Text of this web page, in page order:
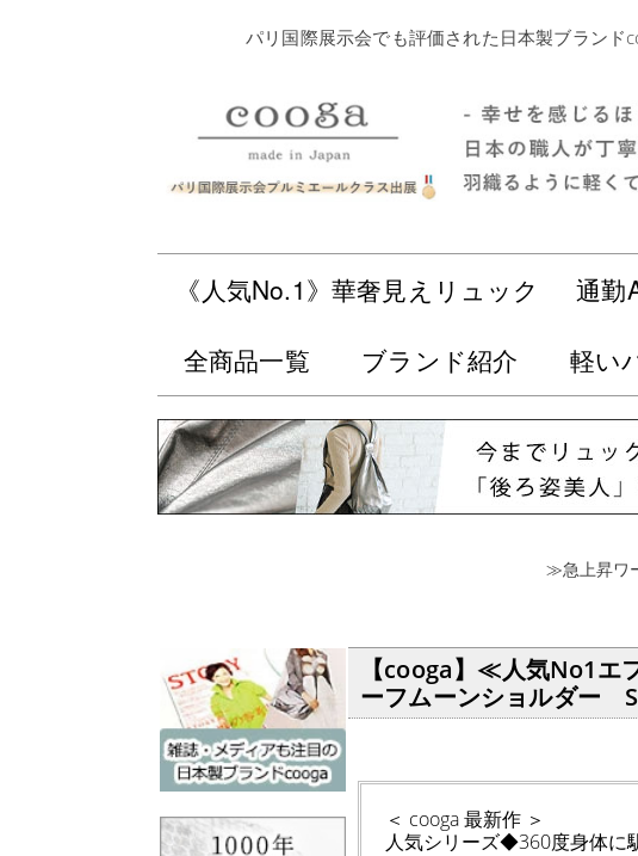
パリ国際展示会でも評価された日本製ブランド
《人気No.1》華奢見えリュック 通勤
全商品一覧
ブランド紹介 軽い
≫急上昇
【cooga】≪人気No1エ
ーフムーンショルダー
＜ cooga 最新作 ＞
人気シリーズ◆360度身体に